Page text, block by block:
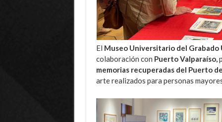
El Museo Universitario del Grabado
colaboración con Puerto Valparaíso,
memorias recuperadas del Puerto
arte realizados para personas